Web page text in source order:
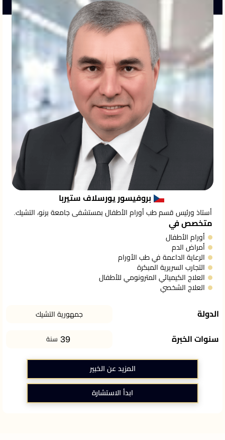
بروفيسور يورسلاف ستيربا
أستاذ ورئيس قسم طب أورام الأطفال بمستشفى جامعة برنو، التشيك.
متخصص في
أورام الأطفال
أمراض الدم
الرعاية الداعمة في طب الأورام
التجارب السريرية المبكرة
العلاج الكيميائي المترونومي للأطفال
العلاج الشخصي
الدولة جمهورية التشيك
سنوات الخبرة 39 سنة
المزيد عن الخبير
ابدأ الاستشارة